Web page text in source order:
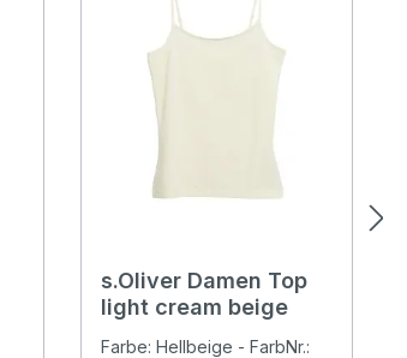
s.Oliver Damen Top
light cream beige
Farbe: Hellbeige - FarbNr.: